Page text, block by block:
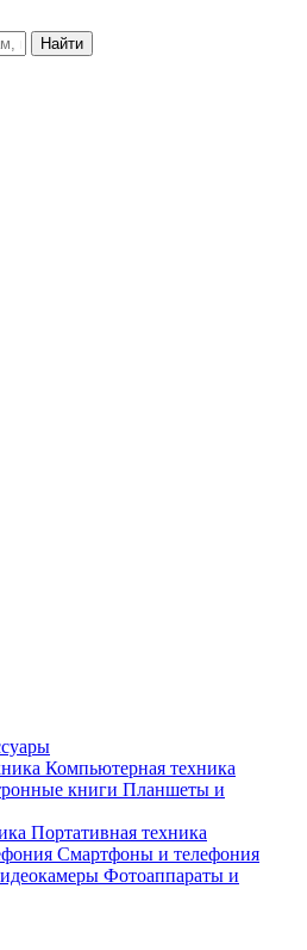
Компьютерная техника
Планшеты и
Портативная техника
Смартфоны и телефония
Фотоаппараты и